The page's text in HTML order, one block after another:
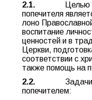
2.1.
Целью
попечителя
лоно
воспитание
ценностей и в
Церкви,
соответствии с
также помощь на
2.2.
попечителем: